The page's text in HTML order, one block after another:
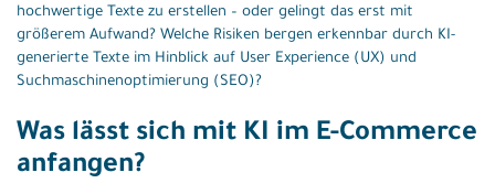
hochwertige Texte zu erstellen – oder gelingt das erst mit
größerem Aufwand? Welche Risiken bergen erkennbar durch KI-
generierte Texte im Hinblick auf User Experience (UX) und
Suchmaschinenoptimierung (SEO)?
Was lässt sich mit KI im E-Commerce
anfangen?